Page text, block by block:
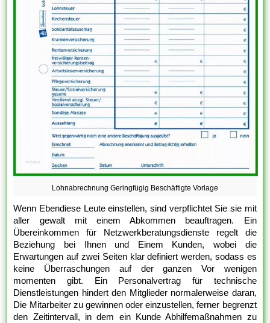
Lohnabrechnung Geringfügig Beschäftigte Vorlage
Wenn Ebendiese Leute einstellen, sind verpflichtet Sie sie mit
aller gewalt mit einem Abkommen beauftragen. Ein
Übereinkommen für Netzwerkberatungsdienste regelt die
Beziehung bei Ihnen und Einem Kunden, wobei die
Erwartungen auf zwei Seiten klar definiert werden, sodass es
keine Überraschungen auf der ganzen Vor wenigen
momenten gibt. Ein Personalvertrag für technische
Dienstleistungen hindert den Mitglieder normalerweise daran,
Die Mitarbeiter zu gewinnen oder einzustellen, ferner begrenzt
den Zeitintervall, in dem ein Kunde Abhilfemaßnahmen zu